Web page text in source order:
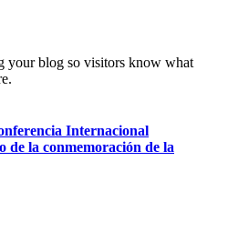
your blog so visitors know what
Internacional
de la conmemoración de la